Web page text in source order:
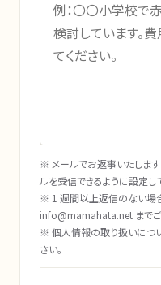
※ メールでお返事いたします
ルを受信できるように設定し
※ 1 週間以上返信のない場
info@mamahata.net まで
※ 個人情報の取り扱いにつ
さい。